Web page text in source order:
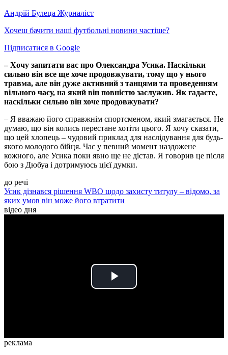
Андрій Булеца Журналіст
Хочеш бачити наші футбольні новини частіше?
Підписатися в Google
– Хочу запитати вас про Олександра Усика. Наскільки
сильно він все ще хоче продовжувати, тому що у нього
травма, але він дуже активний з танцями та проведенням
вільного часу, на який він повністю заслужив. Як гадаєте,
наскільки сильно він хоче продовжувати?
– Я вважаю його справжнім спортсменом, який змагається. Не
думаю, що він колись перестане хотіти цього. Я хочу сказати,
що цей хлопець – чудовий приклад для наслідування для будь-
якого молодого бійця. Час у певний момент наздожене
кожного, але Усика поки явно ще не дістав. Я говорив це після
бою з Дюбуа і дотримуюсь цієї думки.
до речі
Усик дізнався рішення WBO щодо захисту титулу – відомо, за
яких умов він може його втратити
відео дня
Play
реклама